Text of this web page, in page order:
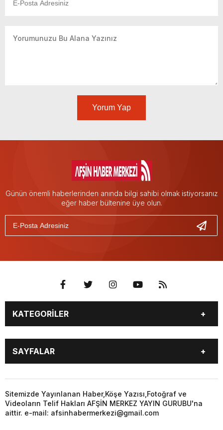
Yorum Yap
Günün önemli haberlerinden anında bilgi sahibi olmak istiyorsanız
eğer haber bültenine üye olun.
KATEGORİLER
EĞİTİM
EKONOMİ
GÜNCEL
KÜNYE
…
3. SAYFA
KÜLTÜR
SAYFALAR
GÜNCEL
ÖZEL HABER
SİYASET
YEREL HABERLER
KÜNYE
…
Sitemizde Yayınlanan Haber,Köşe Yazısı,Fotoğraf ve
Videoların Telif Hakları AFŞİN MERKEZ YAYIN GURUBU'na
aittir. e-mail: afsinhabermerkezi@gmail.com